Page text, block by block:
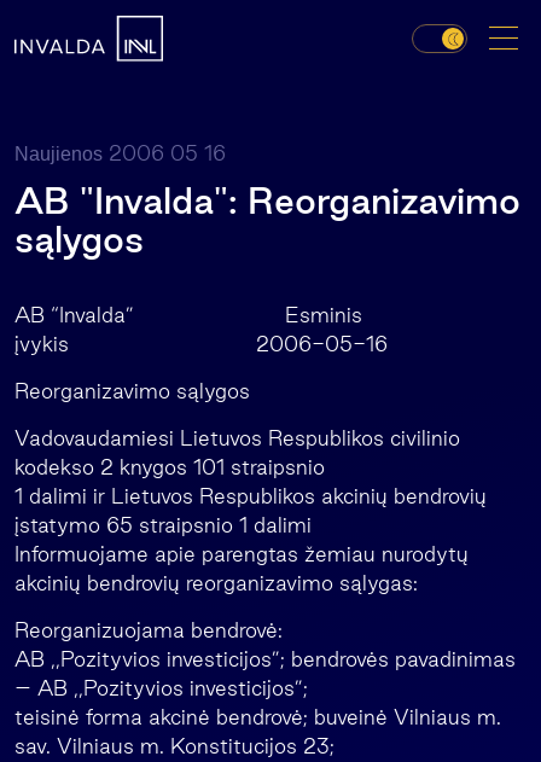
Naujienos 2006 05 16
AB "Invalda": Reorganizavimo
sąlygos
AB “Invalda” Esminis
įvykis 2006-05-16
Reorganizavimo sąlygos
Vadovaudamiesi Lietuvos Respublikos civilinio
kodekso 2 knygos 101 straipsnio
1 dalimi ir Lietuvos Respublikos akcinių bendrovių
įstatymo 65 straipsnio 1 dalimi
Informuojame apie parengtas žemiau nurodytų
akcinių bendrovių reorganizavimo sąlygas:
Reorganizuojama bendrovė:
AB ,,Pozityvios investicijos”; bendrovės pavadinimas
– AB ,,Pozityvios investicijos”;
teisinė forma akcinė bendrovė; buveinė Vilniaus m.
sav. Vilniaus m. Konstitucijos 23;